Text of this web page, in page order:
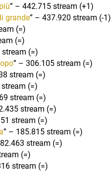
” – 442.715 stream (+1)
grande” – 437.920 stream (-1)
(=)
(=)
(=)
” – 306.105 stream (=)
stream (=)
(=)
stream (=)
stream (=)
stream (=)
” – 185.815 stream (=)
stream (=)
(=)
stream (=)